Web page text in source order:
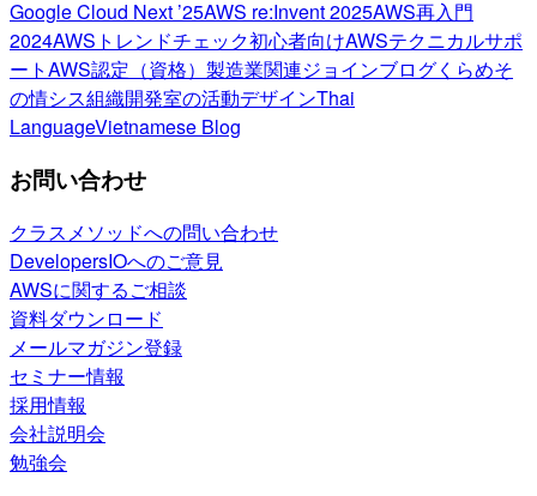
Google Cloud Next ’25AWS re:Invent 2025AWS再入門
2024AWSトレンドチェック初心者向けAWSテクニカルサポ
ートAWS認定（資格） 製造業関連ジョインブログくらめそ
の情シス組織開発室の活動デザインThai
LanguageVietnamese Blog
お問い合わせ
クラスメソッドへの問い合わせ
DevelopersIOへのご意見
AWSに関するご相談
資料ダウンロード
メールマガジン登録
セミナー情報
採用情報
会社説明会
勉強会